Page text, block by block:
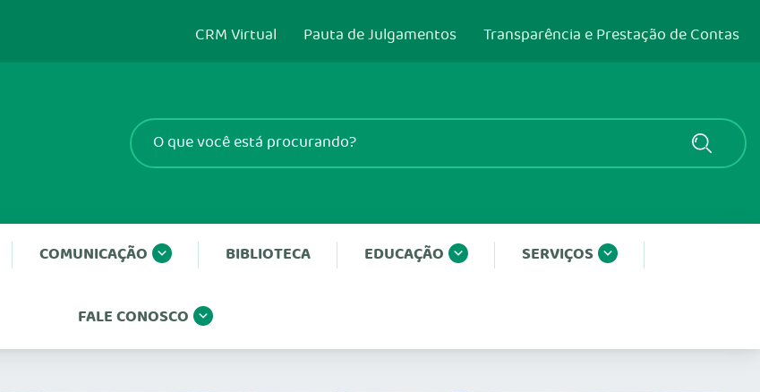
CRM Virtual Pauta de Julgamentos Transparência e Prestação de Contas
COMUNICAÇÃO BIBLIOTECA EDUCAÇÃO SERVIÇOS
FALE CONOSCO